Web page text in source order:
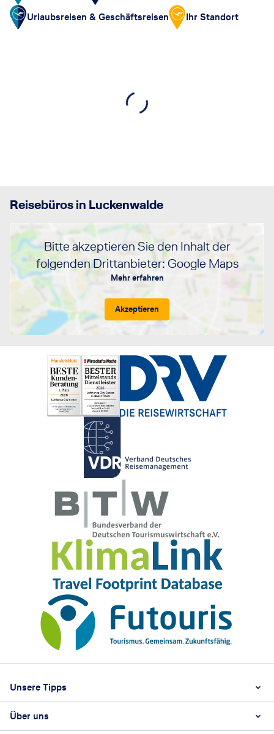
Urlaubsreisen & Geschäftsreisen
Ihr Standort
Reisebüros in Luckenwalde
Bitte akzeptieren Sie den Inhalt der
folgenden Drittanbieter: Google Maps
Mehr erfahren
Akzeptieren
Unsere Tipps
Beste Reisezeit
Über uns